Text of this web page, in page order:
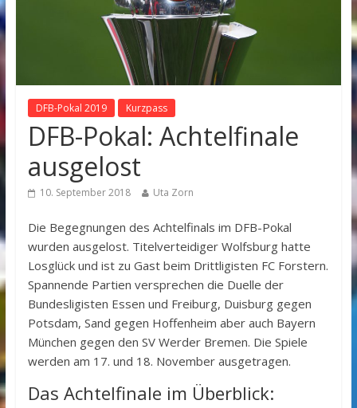
DFB-Pokal 2019 Kurzpass
DFB-Pokal: Achtelfinale
ausgelost
10. September 2018 Uta Zorn
Die Begegnungen des Achtelfinals im DFB-Pokal
wurden ausgelost. Titelverteidiger Wolfsburg hatte
Losglück und ist zu Gast beim Drittligisten FC Forstern.
Spannende Partien versprechen die Duelle der
Bundesligisten Essen und Freiburg, Duisburg gegen
Potsdam, Sand gegen Hoffenheim aber auch Bayern
München gegen den SV Werder Bremen. Die Spiele
werden am 17. und 18. November ausgetragen.
Das Achtelfinale im Überblick: